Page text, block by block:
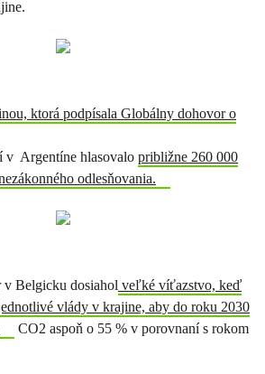
ktorá podpísala Globálny dohovor o
v Argentíne hlasovalo približne 260 000
odlesňovania.
Belgicku dosiahol veľké víťazstvo, keď
vlády v krajine, aby do roku 2030
CO2 aspoň o 55 % v porovnaní s rokom